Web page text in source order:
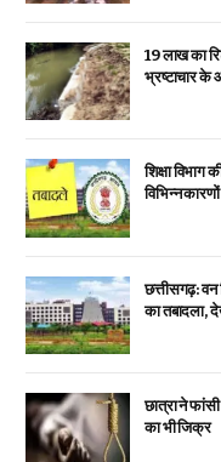
19 लाख का
भ्रष्टाचार
शिक्षा
विभिन्न
छत्तीसगढ़:
का तबादला,
छात्रा ने
का भी जिक्र